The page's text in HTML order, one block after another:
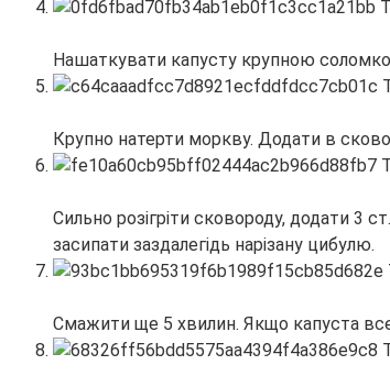
Нашаткувати капусту крупною
Крупно натерти моркву. Додати в
Сильно розігріти сковороду, додати 3
засипати заздалегідь нарізану цибулю.
Смажити ще 5 хвилин. Якщо капуста